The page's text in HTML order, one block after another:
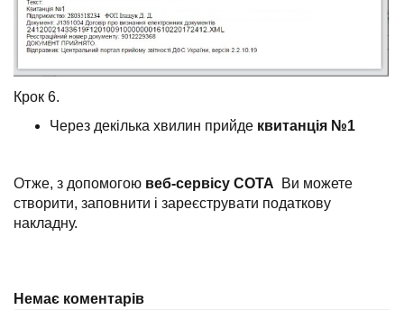
Крок 6.
Через декілька хвилин прийде квитанція №1
Отже, з допомогою веб-сервісу СОТА Ви можете
створити, заповнити і зареєструвати податкову
накладну.
Немає коментарів